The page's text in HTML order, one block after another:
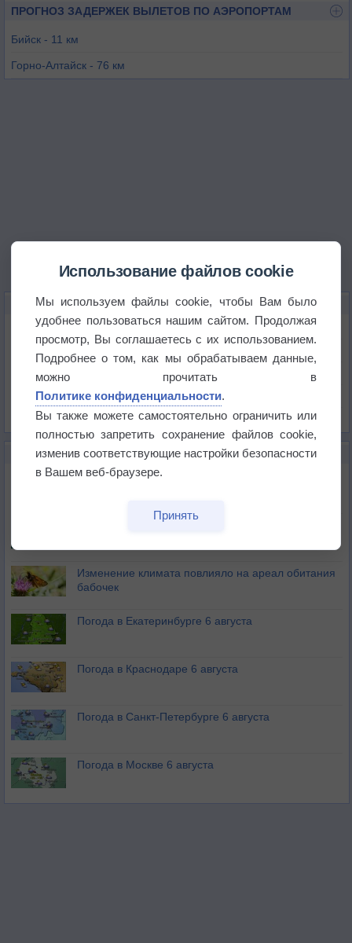
ПРОГНОЗ ЗАДЕРЖЕК ВЫЛЕТОВ ПО АЭРОПОРТАМ
Бийск - 11 км
Горно-Алтайск - 76 км
КАРТЫ ПОГОДЫ В БИЙСКЕ
Температура
Давление
Осадки
Облачность
Список всех карт
НОВОЕ О ПОГОДЕ
Атмосфера начала замерзать
В Приморье обнаружены морские волны тепла
Изменение климата повлияло на ареал обитания
бабочек
Погода в Екатеринбурге 6 августа
Погода в Краснодаре 6 августа
Погода в Санкт-Петербурге 6 августа
Погода в Москве 6 августа
Использование файлов cookie
Мы используем файлы cookie, чтобы Вам было
удобнее пользоваться нашим сайтом. Продолжая
просмотр, Вы соглашаетесь с их использованием.
Подробнее о том, как мы обрабатываем данные,
можно прочитать в
Политике конфиденциальности.
Вы также можете самостоятельно ограничить или
полностью запретить сохранение файлов cookie,
изменив соответствующие настройки безопасности
в Вашем веб-браузере.
Принять